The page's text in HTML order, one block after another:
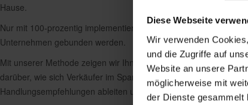
Diese Webseite
Wir verwenden
und die Zugriffe auf
Website an unsere
möglicherweise mit
der Dienste gesammelt
Hause.
Nur mit 100-prozentig implementierten Prozessen, vor allem
Unternehmen gebunden werden.
Mit unserer Methode zeigen wir Ihnen die Stellen, an denen
darüber, wie sich Verkäufer im Spannungsfeld online – offline
Handlungsempfehlungen ableiten und so die Verkaufs- und